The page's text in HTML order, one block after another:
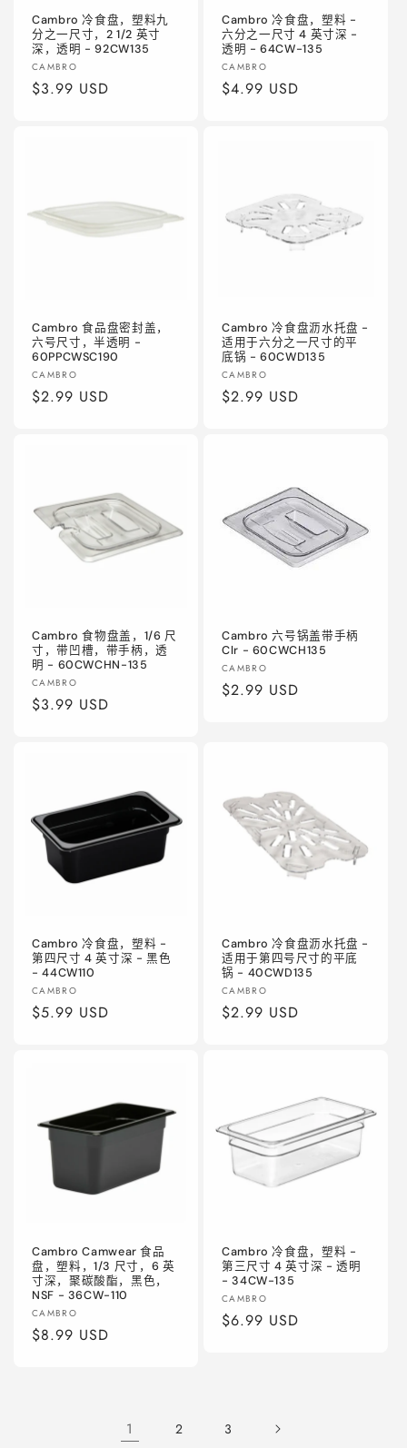
Cambro 冷食盘，塑料九
分之一尺寸，2 1/2 英寸
深，透明 - 92CW135
厂
商：
CAMBRO
常
$3.99 USD
Cambro 冷食盘，塑料 -
六分之一尺寸 4 英寸深 -
透明 - 64CW-135
厂
商：
CAMBRO
常
$4.99 USD
Cambro 食品盘密封盖，
六号尺寸，半透明 -
60PPCWSC190
厂
商：
CAMBRO
常
$2.99 USD
Cambro 冷食盘沥水托盘 -
适用于六分之一尺寸的平
底锅 - 60CWD135
厂
商：
CAMBRO
常
$2.99 USD
Cambro 食物盘盖，1/6 尺
寸，带凹槽，带手柄，透
明 - 60CWCHN-135
厂
商：
CAMBRO
常
$3.99 USD
Cambro 六号锅盖带手柄
Clr - 60CWCH135
厂
商：
CAMBRO
常
$2.99 USD
Cambro 冷食盘，塑料 -
第四尺寸 4 英寸深 - 黑色
- 44CW110
厂
商：
CAMBRO
常
$5.99 USD
Cambro 冷食盘沥水托盘 -
适用于第四号尺寸的平底
锅 - 40CWD135
厂
商：
CAMBRO
常
$2.99 USD
Cambro Camwear 食品
盘，塑料，1/3 尺寸，6 英
寸深，聚碳酸酯，黑色，
NSF - 36CW-110
厂
商：
CAMBRO
常
$8.99 USD
Cambro 冷食盘，塑料 -
第三尺寸 4 英寸深 - 透明
- 34CW-135
厂
商：
CAMBRO
常
$6.99 USD
1 2 3